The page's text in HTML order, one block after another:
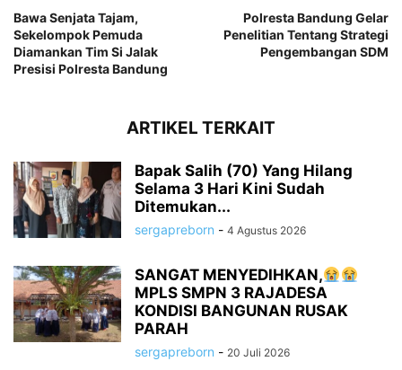
Bawa Senjata Tajam,
Sekelompok Pemuda
Diamankan Tim Si Jalak
Presisi Polresta Bandung
Polresta Bandung Gelar
Penelitian Tentang Strategi
Pengembangan SDM
ARTIKEL TERKAIT
Bapak Salih (70) Yang Hilang
Selama 3 Hari Kini Sudah
Ditemukan...
sergapreborn - 4 Agustus 2026
SANGAT MENYEDIHKAN,
MPLS SMPN 3 RAJADESA
KONDISI BANGUNAN RUSAK
PARAH
sergapreborn - 20 Juli 2026